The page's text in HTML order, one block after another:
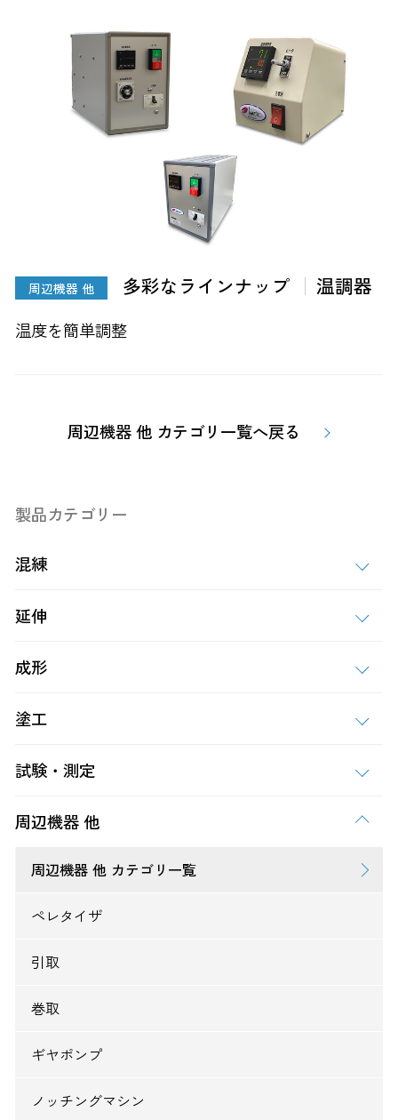
周辺機器 他 多彩なラインナップ 温調器
温度を簡単調整
周辺機器 他 カテゴリ一覧へ戻る
製品カテゴリー
混練
延伸
成形
塗工
試験・測定
周辺機器 他
周辺機器 他 カテゴリ一覧
ペレタイザ
引取
巻取
ギヤポンプ
ノッチングマシン